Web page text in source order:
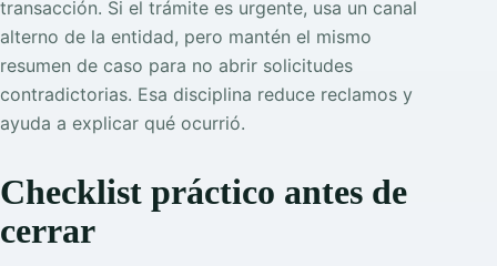
transacción. Si el trámite es urgente, usa un canal
alterno de la entidad, pero mantén el mismo
resumen de caso para no abrir solicitudes
contradictorias. Esa disciplina reduce reclamos y
ayuda a explicar qué ocurrió.
Checklist práctico antes de
cerrar